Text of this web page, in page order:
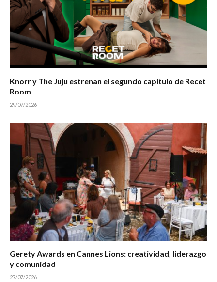
Knorr y The Juju estrenan el segundo capítulo de Recet
Room
29/07/2026
Gerety Awards en Cannes Lions: creatividad, liderazgo
y comunidad
27/07/2026